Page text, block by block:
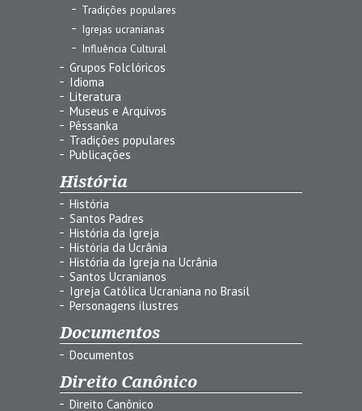
Tradições populares
Igrejas ucranianas
Influência Cultural
Grupos Folclóricos
Idioma
Literatura
Museus e Arquivos
Pêssanka
Tradições populares
Publicações
História
História
Santos Padres
História da Igreja
História da Ucrânia
História da Igreja na Ucrânia
Santos Ucranianos
Igreja Católica Ucraniana no Brasil
Personagens ilustres
Documentos
Documentos
Direito Canônico
Direito Canônico